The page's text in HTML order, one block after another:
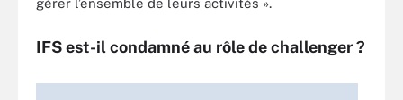
gérer l’ensemble de leurs activités ».
IFS est-il condamné au rôle de challenger ?